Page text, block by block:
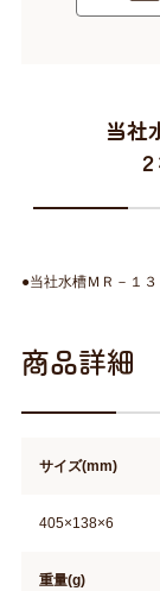
当社
●当社水槽ＭＲ－１
商品詳細
サイズ(mm)
405×138×6
重量(g)